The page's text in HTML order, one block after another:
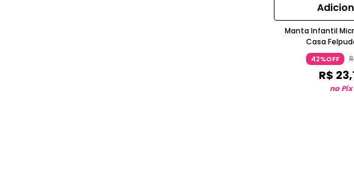
Manta Infantil
Casa
42%OFF
R$ 23,
no Pix